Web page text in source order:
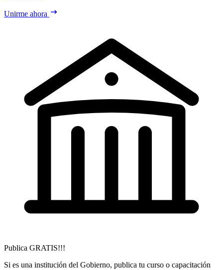
Unirme ahora
Publica GRATIS!!!
Si es una institución del Gobierno, publica tu curso o capacitación